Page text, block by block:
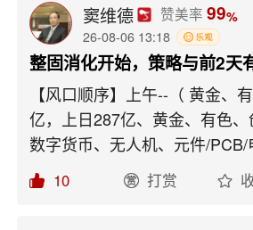
窦维德 赞美率 99%
26-08-06 13:18
整固消化开始，策略与前2天
【风口顺序】上午--（ 黄金、
亿，上日287亿、黄金、有色
数字货币、无人机、元件/
部、6G局部、磁性、、算力硬
封测、医药/药房、粮食种业量
10 打赏